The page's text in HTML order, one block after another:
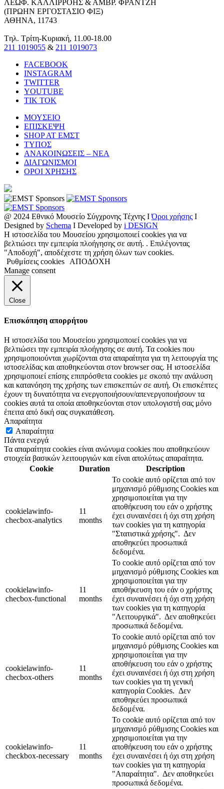
ΛΕΩΦ. ΚΑΛΛΙΡΡΟΗΣ & ΑΜΒΡ. ΦΡΑΝΤΖΗ
(ΠΡΩΗΝ ΕΡΓΟΣΤΑΣΙΟ ΦΙΞ)
ΑΘΗΝΑ, 11743
Tηλ. Τρίτη-Κυριακή, 11.00-18.00
211 1019055 & 211 1019073
FACEBOOK
INSTAGRAM
TWITTER
YOUTUBE
TIK TOK
ΜΟΥΣΕΙΟ
ΕΠΙΣΚΕΨΗ
SHOP AT ΕΜΣΤ
ΤΥΠΟΣ
ΑΝΑΚΟΙΝΩΣΕΙΣ – ΝΕΑ
ΔΙΑΓΩΝΙΣΜΟΙ
ΟΡΟΙ ΧΡΗΣΗΣ
@ 2024 Εθνικό Μουσείο Σύγχρονης Τέχνης IΌροι χρήσης I
Designed by Schema I Developed by i DESIGN
Η ιστοσελίδα του Μουσείου χρησιμοποιεί cookies για να
βελτιώσει την εμπειρία πλοήγησης σε αυτή. . Επιλέγοντας
"Αποδοχή", αποδέχεστε τη χρήση όλων των cookies.
Ρυθμίσεις cookies
ΑΠΟΔΟΧΗ
Manage consent
Close
Επισκόπηση απορρήτου
Η ιστοσελίδα του Μουσείου χρησιμοποιεί cookies για να
βελτιώσει την εμπειρία πλοήγησης σε αυτή. Τα cookies που
χρησιμοποιούνται χωρίζονται στα απαραίτητα για τη λειτουργία της
ιστοσελίδας και αποθηκεύονται στον browser σας. Η ιστοσελίδα
χρησιμοποιεί επίσης επιπρόσθετα cookies με σκοπό την ανάλυση
και κατανόηση της χρήσης των επισκεπτών σε αυτή. Οι επισκέπτες
έχουν τη δυνατότητα να ενεργοποιήσουν/απενεργοποιήσουν τα
cookies αυτά τα οποία αποθηκεύονται στον υπολογιστή σας μόνο
έπειτα από δική σας συγκατάθεση.
Απαραίτητα
Απαραίτητα
Πάντα ενεργά
Τα απαραίτητα cookies είναι ανώνυμα cookies που αποθηκεύουν
στοιχεία βασικών λειτουργιών και είναι απολύτως απαραίτητα.
Cookie
Duration Description
cookielawinfo-
checbox-analytics
11
months
Το cookie αυτό ορίζεται από τον
μηχανισμό ρύθμισης Cookies και
χρησιμοποιείται για την
αποθήκευση του εάν ο χρήστης
έχει συναινέσει ή όχι στη χρήση
των cookies για τη κατηγορία
"Στατιστικά χρήσης". Δεν
αποθηκεύει προσωπικά
δεδομένα.
cookielawinfo-
checbox-functional
11
months
Το cookie αυτό ορίζεται από τον
μηχανισμό ρύθμισης Cookies και
χρησιμοποιείται για την
αποθήκευση του εάν ο χρήστης
έχει συναινέσει ή όχι στη χρήση
των cookies για τη κατηγορία
"Λειτουργικά". Δεν αποθηκεύει
προσωπικά δεδομένα.
cookielawinfo-
checbox-others
11
months
Το cookie αυτό ορίζεται από τον
μηχανισμό ρύθμισης Cookies και
χρησιμοποιείται για την
αποθήκευση του εάν ο χρήστης
έχει συναινέσει ή όχι στη χρήση
των cookies για τη γενική
κατηγορία Cookies. Δεν
αποθηκεύει προσωπικά
δεδομένα.
cookielawinfo-
checkbox-necessary
11
months
Το cookie αυτό ορίζεται από τον
μηχανισμό ρύθμισης Cookies και
χρησιμοποιείται για την
αποθήκευση του εάν ο χρήστης
έχει συναινέσει ή όχι στη χρήση
των cookies για τη κατηγορία
"Απαραίτητα". Δεν αποθηκεύει
προσωπικά δεδομένα.